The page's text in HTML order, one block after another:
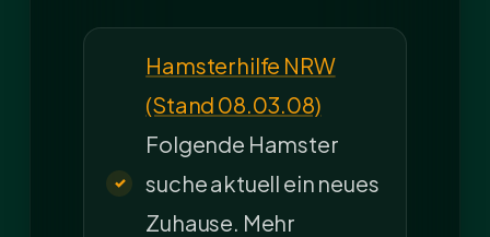
Hamsterhilfe NRW
(Stand 08.03.08)
Folgende Hamster
suche aktuell ein neues
Zuhause. Mehr